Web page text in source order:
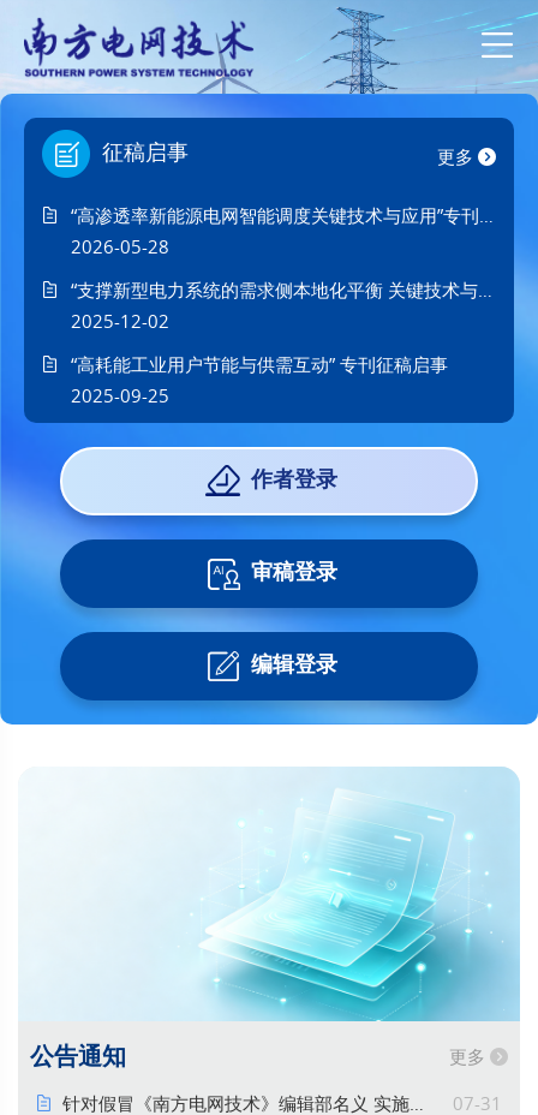
征稿启事 更多
2026-05-28
2025-12-02
“高耗能工业用户节能与供需互动” 专刊征稿启事
2025-09-25
作者登录
审稿登录
编辑登录
公告通知
更多
针对假冒《南方电网技术》编辑部名义 实施新型诈骗的声明
07-31